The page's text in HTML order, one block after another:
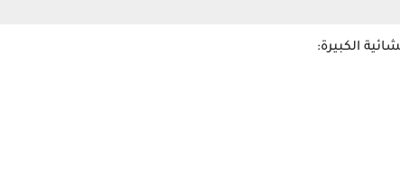
الكبيرة: